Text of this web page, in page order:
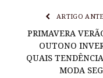
ARTIGO
PRIMAVERA
OUTONO
QUAIS
MODA